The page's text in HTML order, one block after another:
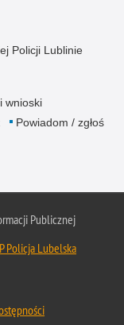
Policji Lublinie
wnioski
Powiadom / zgłoś
Publicznej
Policja Lubelska